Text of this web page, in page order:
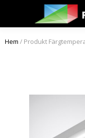
Hem / Produkt